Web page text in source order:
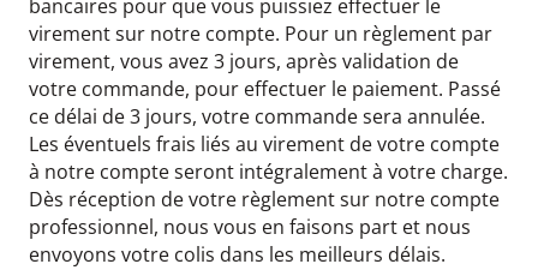
bancaires pour que vous puissiez effectuer le
virement sur notre compte. Pour un règlement par
virement, vous avez 3 jours, après validation de
votre commande, pour effectuer le paiement. Passé
ce délai de 3 jours, votre commande sera annulée.
Les éventuels frais liés au virement de votre compte
à notre compte seront intégralement à votre charge.
Dès réception de votre règlement sur notre compte
professionnel, nous vous en faisons part et nous
envoyons votre colis dans les meilleurs délais.